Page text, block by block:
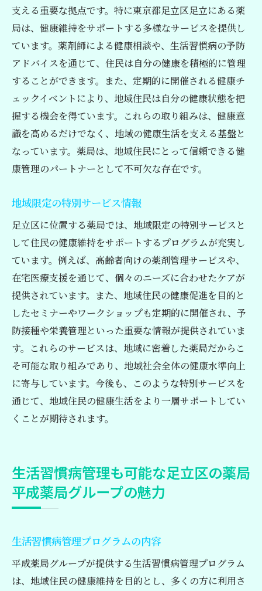
支える重要な拠点です。特に東京都足立区足立にある薬
局は、健康維持をサポートする多様なサービスを提供し
ています。薬剤師による健康相談や、生活習慣病の予防
アドバイスを通じて、住民は自分の健康を積極的に管理
することができます。また、定期的に開催される健康チ
ェックイベントにより、地域住民は自分の健康状態を把
握する機会を得ています。これらの取り組みは、健康意
識を高めるだけでなく、地域の健康生活を支える基盤と
なっています。薬局は、地域住民にとって信頼できる健
康管理のパートナーとして不可欠な存在です。
地域限定の特別サービス情報
足立区に位置する薬局では、地域限定の特別サービスと
して住民の健康維持をサポートするプログラムが充実し
ています。例えば、高齢者向けの薬剤管理サービスや、
在宅医療支援を通じて、個々のニーズに合わせたケアが
提供されています。また、地域住民の健康促進を目的と
したセミナーやワークショップも定期的に開催され、予
防接種や栄養管理といった重要な情報が提供されていま
す。これらのサービスは、地域に密着した薬局だからこ
そ可能な取り組みであり、地域社会全体の健康水準向上
に寄与しています。今後も、このような特別サービスを
通じて、地域住民の健康生活をより一層サポートしてい
くことが期待されます。
生活習慣病管理も可能な足立区の薬局
平成薬局グループの魅力
生活習慣病管理プログラムの内容
平成薬局グループが提供する生活習慣病管理プログラム
は、地域住民の健康維持を目的とし、多くの方に利用さ